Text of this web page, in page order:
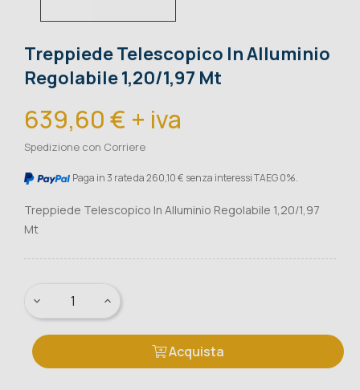
Treppiede Telescopico In Alluminio
Regolabile 1,20/1,97 Mt
639,60 € + iva
Spedizione con Corriere
Paga in 3 rate da 260,10 € senza interessi TAEG 0%.
Treppiede Telescopico In Alluminio Regolabile 1,20/1,97
Mt
Acquista